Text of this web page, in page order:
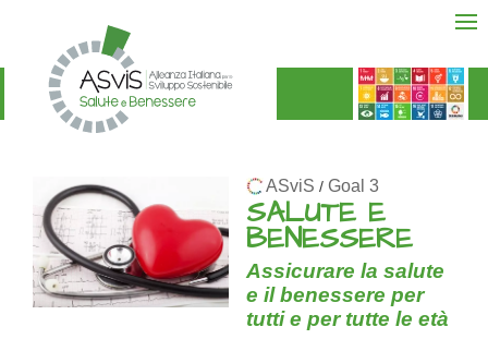
ASviS / Goal 3
SALUTE E
BENESSERE
Assicurare la salute
e il benessere per
tutti e per tutte le età